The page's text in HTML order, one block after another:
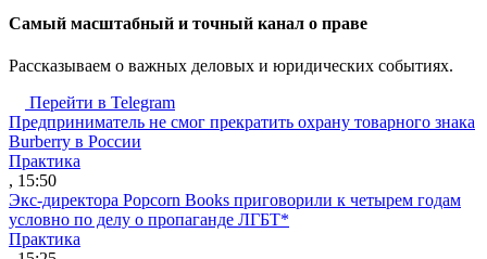
Cамый масштабный и точный канал о праве
Рассказываем о важных деловых и юридических событиях.
Перейти в Telegram
Предприниматель не смог прекратить охрану товарного знака
Burberry в России
Практика
, 15:50
Экс-директора Popcorn Books приговорили к четырем годам
условно по делу о пропаганде ЛГБТ*
Практика